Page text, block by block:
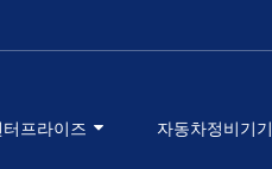
프라이즈 자동차정비기기